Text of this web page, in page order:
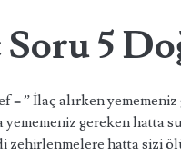
5
= ” İlaç alırken
gereken hatta
zehirlenmelere hatta sizi